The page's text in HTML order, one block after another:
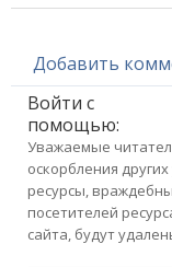
Добавить
Войти с
помощью:
Уважаемые
оскорбления
ресурсы,
посетителей
сайта, будут